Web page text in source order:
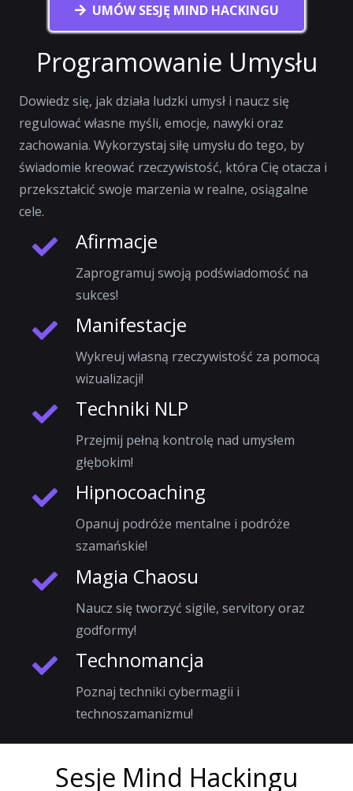
UMÓW SESJĘ MIND HACKINGU
Programowanie Umysłu
Dowiedz się, jak działa ludzki umysł i naucz się
regulować własne myśli, emocje, nawyki oraz
zachowania. Wykorzystaj siłę umysłu do tego, by
świadomie kreować rzeczywistość, która Cię otacza i
przekształcić swoje marzenia w realne, osiągalne
cele.
Afirmacje
Zaprogramuj swoją podświadomość na
sukces!
Manifestacje
Wykreuj własną rzeczywistość za pomocą
wizualizacji!
Techniki NLP
Przejmij pełną kontrolę nad umysłem
głębokim!
Hipnocoaching
Opanuj podróże mentalne i podróże
szamańskie!
Magia Chaosu
Naucz się tworzyć sigile, servitory oraz
godformy!
Technomancja
Poznaj techniki cybermagii i
technoszamanizmu!
Sesje Mind Hackingu